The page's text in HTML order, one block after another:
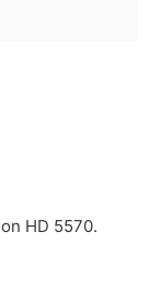
HD 5570.